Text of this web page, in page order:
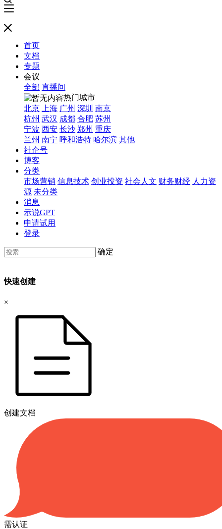
首页
文档
专题
会议
全部 直播间
热门城市
北京
上海 广州 深圳 南京
杭州 武汉 成都 合肥 苏州
宁波 西安 长沙 郑州 重庆
兰州 南宁 呼和浩特 哈尔滨 其他
社企号
博客
分类
市场营销 信息技术 创业投资 社会人文 财务财经 人力资
源 未分类
消息
示说GPT
申请试用
登录
确定
快速创建
×
创建文档
需认证